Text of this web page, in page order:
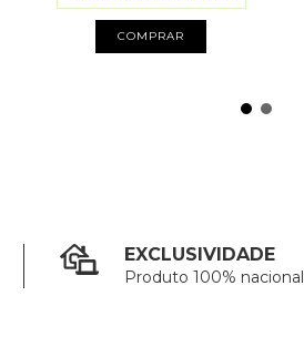
COMPRAR
EXCLUSIVIDADE
Produto 100% nacional